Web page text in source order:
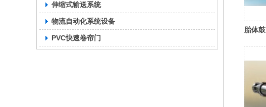
伸缩式输送系统
物流自动化系统设备
PVC快速卷帘门
胎体鼓